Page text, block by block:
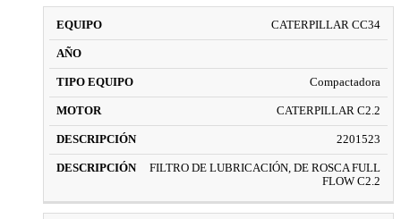
CATERPILLAR CC34
Compactadora
CATERPILLAR C2.2
2201523
FILTRO DE LUBRICACIÓN, DE ROSCA FULL
FLOW C2.2